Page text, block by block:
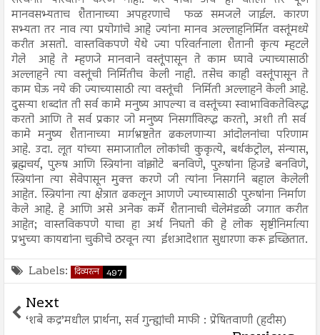
मानवसभ्यताच शैतानाच्या अपहरणाचे फळ समजले जाईल. कारण
सभ्यता तर नाव त्या प्रयोगांचे आहे ज्यांना मानव अल्लाहनिर्मित वस्तूंमध्ये
करीत असतो. वास्तविकपणे येथे ज्या परिवर्तनाला शैतानी कृत्य म्हटले
गेले आहे ते म्हणजे मानवाने वस्तूंपासून ते काम घ्यावे ज्याच्यासाठी
अल्लाहने त्या वस्तूंची निर्मितीच केली नाही. तसेच काही वस्तूंपासून ते
काम घेऊ नये की ज्याच्यासाठी त्या वस्तूंची निर्मिती अल्लाहने केली आहे.
दुसऱ्या शब्दांत ती सर्व कामे मनुष्य आपल्या व वस्तूंच्या स्वाभाविकतेविरुद्ध
करतो आणि ते सर्व प्रकार जो मनुष्य निसर्गाविरुद्ध करतो, अशी ती सर्व
कामे मनुष्य शैतानाच्या मार्गभ्रष्टतेत ढकलणाऱ्या आंदोलनांचा परिणाम
आहे. उदा. लूत यांच्या समाजातील लोकांची कुकृत्ये, बर्थकंट्रोल, संन्यास,
ब्रह्मचर्य, पुरुष आणि स्त्रियांना वांझोटे बनविणे, पुरुषांना हिजडे बनविणे,
स्त्रियांना त्या सेवेपासून मुक्त करणे जी त्यांना निसर्गाने बहाल केलेली
आहेत. स्त्रियांना त्या क्षेत्रात ढकलून आणणे ज्याच्यासाठी पुरुषांना निर्माण
केले आहे. हे आणि असे अनेक कर्मे शैतानाची चेलेमंडळी जगात करीत
आहेत; वास्तविकपणे याचा हा अर्थ निघतो की हे लोक सृष्टीनिर्मात्या
प्रभुच्या कायद्यांना चुकीचे ठरवून त्या ईशआदेशात सुधारणा करू इच्छितात.
Labels: दिव्यरत्न 497
Next
‘शबे कद्र’मधील प्रार्थना, सर्व गुन्ह्यांची माफी : प्रेषितवाणी (हदीस)